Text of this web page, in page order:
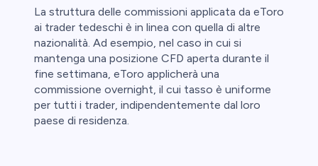
La struttura delle commissioni applicata da eToro
ai trader tedeschi è in linea con quella di altre
nazionalità. Ad esempio, nel caso in cui si
mantenga una posizione CFD aperta durante il
fine settimana, eToro applicherà una
commissione overnight, il cui tasso è uniforme
per tutti i trader, indipendentemente dal loro
paese di residenza.